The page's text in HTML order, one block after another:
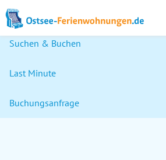
Suchen & Buchen
Last Minute
Buchungsanfrage